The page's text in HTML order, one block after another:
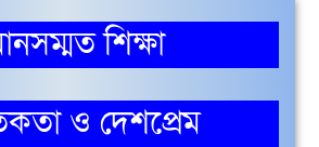
শিক্ষা
ও দেশপ্রেম